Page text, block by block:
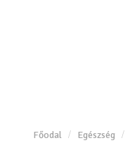
Főodal Egészség